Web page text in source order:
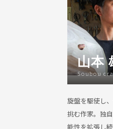
山本
Soubou
旋盤を駆使し
挑む作家。独
能性を拡張し続